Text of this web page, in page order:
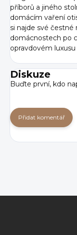
příborů a jiného
domácím vaření
si najde své
domácnostech po
opravdovém
Diskuze
Buďte první, kdo
Přidat komentář